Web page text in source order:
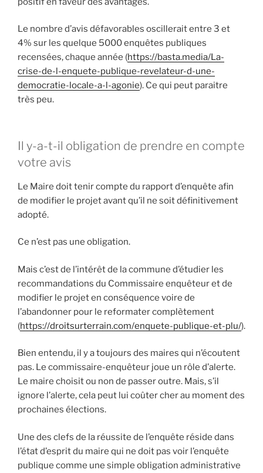
Le nombre d’avis défavorables oscillerait entre 3 et
4% sur les quelque 5000 enquêtes publiques
recensées, chaque année (https://basta.media/La-
crise-de-l-enquete-publique-revelateur-d-une-
democratie-locale-a-l-agonie). Ce qui peut paraitre
très peu.
Il y-a-t-il obligation de prendre en compte
votre avis
Le Maire doit tenir compte du rapport d’enquête afin
de modifier le projet avant qu’il ne soit définitivement
adopté.
Ce n’est pas une obligation.
Mais c’est de l’intérêt de la commune d’étudier les
recommandations du Commissaire enquêteur et de
modifier le projet en conséquence voire de
l’abandonner pour le reformater complètement
(https://droitsurterrain.com/enquete-publique-et-plu/).
Bien entendu, il y a toujours des maires qui n’écoutent
pas. Le commissaire-enquêteur joue un rôle d’alerte.
Le maire choisit ou non de passer outre. Mais, s’il
ignore l’alerte, cela peut lui coûter cher au moment des
prochaines élections.
Une des clefs de la réussite de l’enquête réside dans
l’état d’esprit du maire qui ne doit pas voir l’enquête
publique comme une simple obligation administrative